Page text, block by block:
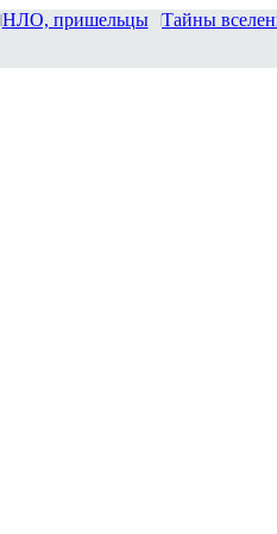
НЛО, пришельцы Тайны